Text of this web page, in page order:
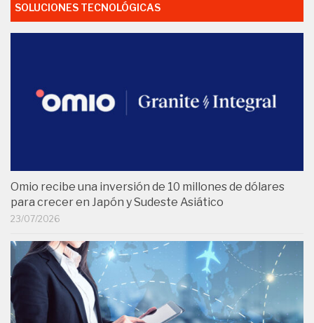
SOLUCIONES TECNOLÓGICAS
Omio recibe una inversión de 10 millones de dólares
para crecer en Japón y Sudeste Asiático
23/07/2026